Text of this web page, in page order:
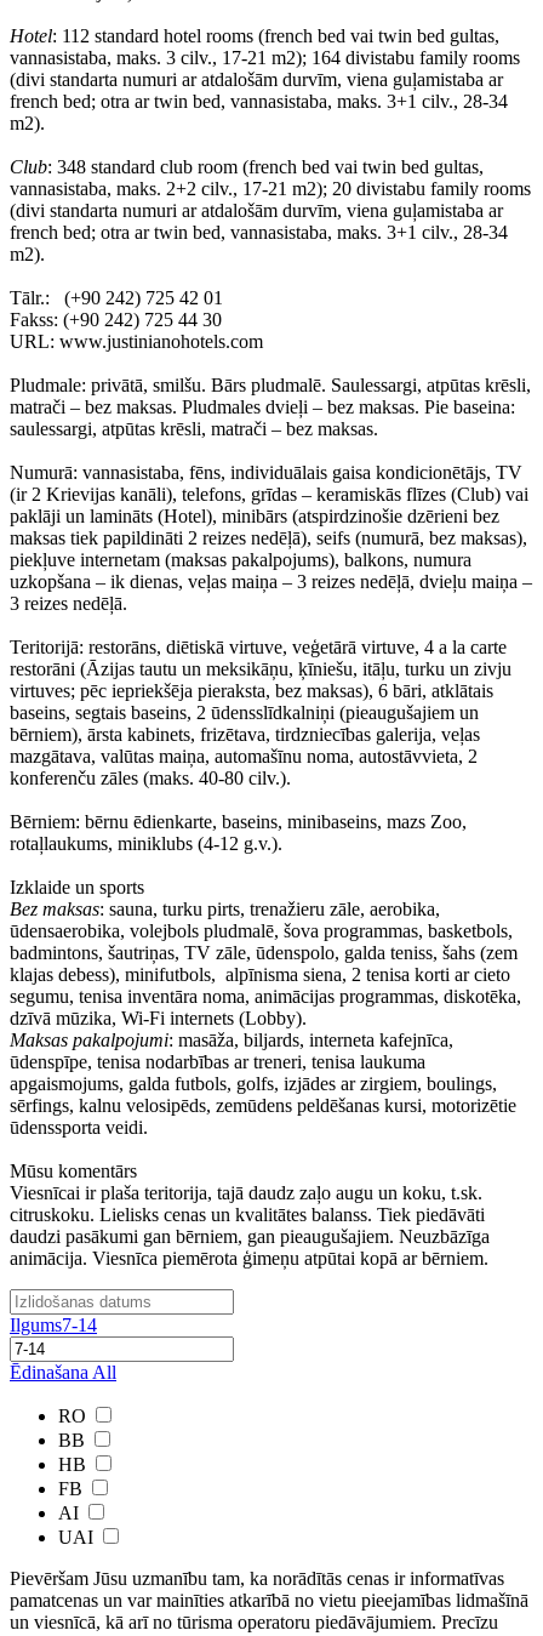
Hotel: 112 standard hotel rooms (french bed vai twin bed gultas,
vannasistaba, maks. 3 cilv., 17-21 m2); 164 divistabu family rooms
(divi standarta numuri ar atdalošām durvīm, viena guļamistaba ar
french bed; otra ar twin bed, vannasistaba, maks. 3+1 cilv., 28-34
m2).
Club: 348 standard club room (french bed vai twin bed gultas,
vannasistaba, maks. 2+2 cilv., 17-21 m2); 20 divistabu family rooms
(divi standarta numuri ar atdalošām durvīm, viena guļamistaba ar
french bed; otra ar twin bed, vannasistaba, maks. 3+1 cilv., 28-34
m2).
Tālr.: (+90 242) 725 42 01
Fakss: (+90 242) 725 44 30
URL: www.justinianohotels.com
Pludmale: privātā, smilšu. Bārs pludmalē. Saulessargi, atpūtas krēsli,
matrači – bez maksas. Pludmales dvieļi – bez maksas. Pie baseina:
saulessargi, atpūtas krēsli, matrači – bez maksas.
Numurā: vannasistaba, fēns, individuālais gaisa kondicionētājs, TV
(ir 2 Krievijas kanāli), telefons, grīdas – keramiskās flīzes (Club) vai
paklāji un lamināts (Hotel), minibārs (atspirdzinošie dzērieni bez
maksas tiek papildināti 2 reizes nedēļā), seifs (numurā, bez maksas),
piekļuve internetam (maksas pakalpojums), balkons, numura
uzkopšana – ik dienas, veļas maiņa – 3 reizes nedēļā, dvieļu maiņa –
3 reizes nedēļā.
Teritorijā: restorāns, diētiskā virtuve, veģetārā virtuve, 4 a la carte
restorāni (Āzijas tautu un meksikāņu, ķīniešu, itāļu, turku un zivju
virtuves; pēc iepriekšēja pieraksta, bez maksas), 6 bāri, atklātais
baseins, segtais baseins, 2 ūdensslīdkalniņi (pieaugušajiem un
bērniem), ārsta kabinets, frizētava, tirdzniecības galerija, veļas
mazgātava, valūtas maiņa, automašīnu noma, autostāvvieta, 2
konferenču zāles (maks. 40-80 cilv.).
Bērniem: bērnu ēdienkarte, baseins, minibaseins, mazs Zoo,
rotaļlaukums, miniklubs (4-12 g.v.).
Izklaide un sports
Bez maksas: sauna, turku pirts, trenažieru zāle, aerobika,
ūdensaerobika, volejbols pludmalē, šova programmas, basketbols,
badmintons, šautriņas, TV zāle, ūdenspolo, galda teniss, šahs (zem
klajas debess), minifutbols, alpīnisma siena, 2 tenisa korti ar cieto
segumu, tenisa inventāra noma, animācijas programmas, diskotēka,
dzīvā mūzika, Wi-Fi internets (Lobby).
Maksas pakalpojumi: masāža, biljards, interneta kafejnīca,
ūdenspīpe, tenisa nodarbības ar treneri, tenisa laukuma
apgaismojums, galda futbols, golfs, izjādes ar zirgiem, boulings,
sērfings, kalnu velosipēds, zemūdens peldēšanas kursi, motorizētie
ūdenssporta veidi.
Mūsu komentārs
Viesnīcai ir plaša teritorija, tajā daudz zaļo augu un koku, t.sk.
citruskoku. Lielisks cenas un kvalitātes balanss. Tiek piedāvāti
daudzi pasākumi gan bērniem, gan pieaugušajiem. Neuzbāzīga
animācija. Viesnīca piemērota ģimeņu atpūtai kopā ar bērniem.
Ilgums7-14
Ēdinašana All
RO
BB
HB
FB
AI
UAI
Pievēršam Jūsu uzmanību tam, ka norādītās cenas ir ​informatīvas ​
pamatcenas un var mainīties atkarībā ​no ​vietu pieejamības lidmašīnā
un viesnīcā, kā arī no tūrisma operatoru piedāvājumiem. Precīzu